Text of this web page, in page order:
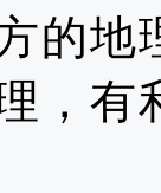
的地
，有